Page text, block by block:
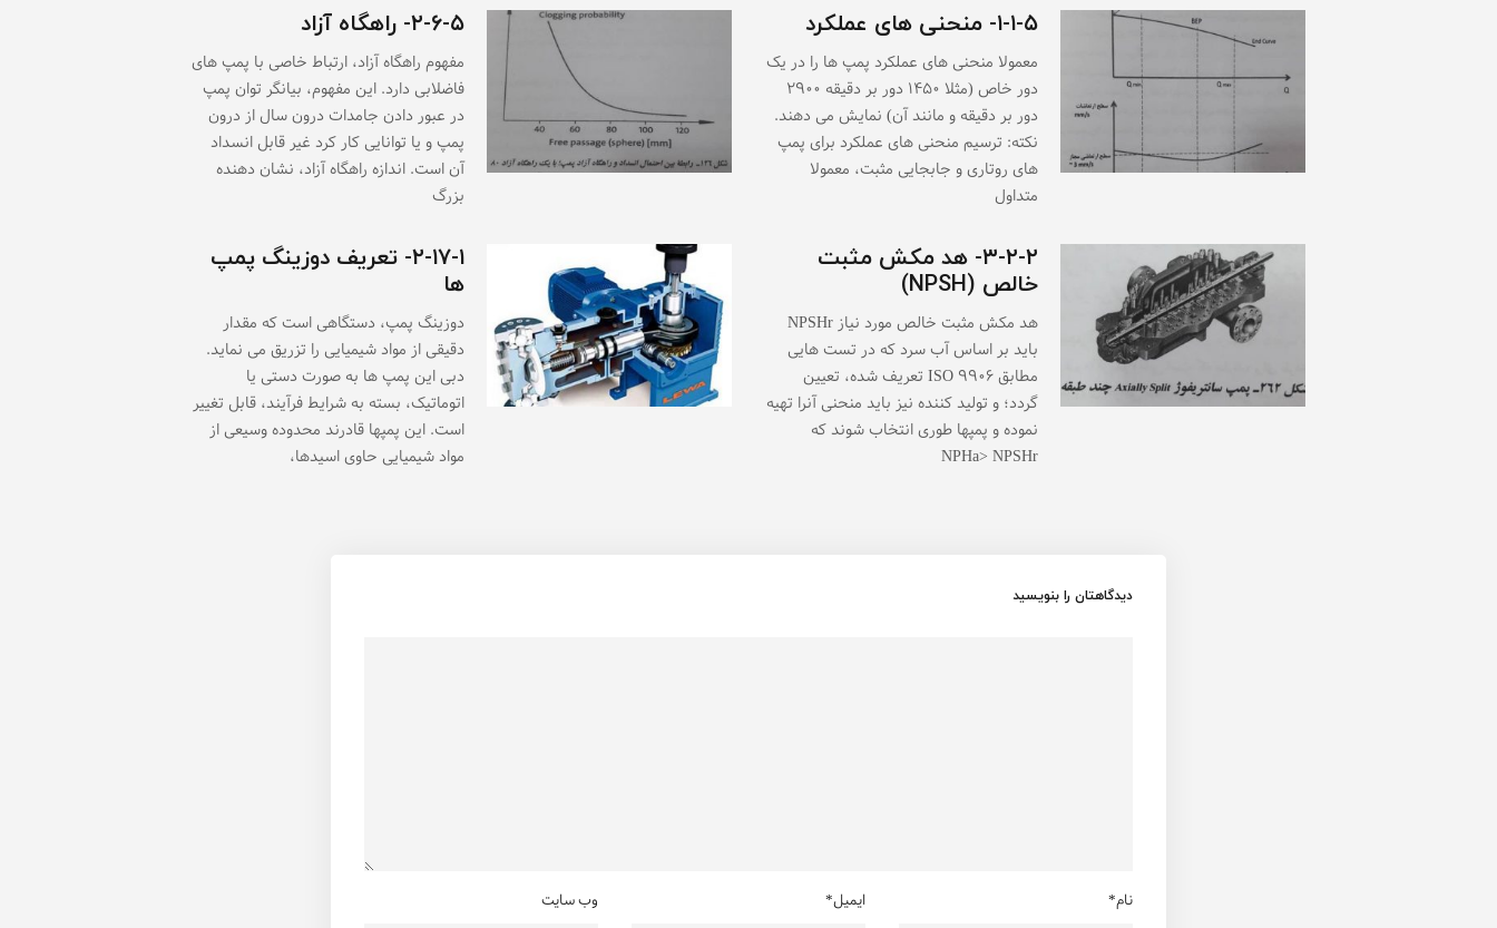
۱-۱-۵- منحنی های عملکرد
معمولا منحنی های عملکرد پمپ ها را در یک
دور خاص (مثلا ۱۴۵۰ دور بر دقیقه ۲۹۰۰
دور بر دقیقه و مانند آن) نمایش می دهند.
نکته: ترسیم منحنی های عملکرد برای پمپ
های روتاری و جابجایی مثبت، معمولا
متداول
۲-۶-۵- راهگاه آزاد
مفهوم راهگاه آزاد، ارتباط خاصی با پمپ های
فاضلابی دارد. این مفهوم، بیانگر توان پمپ
در عبور دادن جامدات درون سال از درون
پمپ و یا توانایی کار کرد غیر قابل انسداد
آن است. اندازه راهگاه آزاد، نشان دهنده
بزرگ
۳-۲-۲- هد مکش مثبت
خالص (NPSH)
هد مکش مثبت خالص مورد نیاز NPSHr
باید بر اساس آب سرد که در تست هایی
مطابق ۹۹۰۶ ISO تعریف شده، تعیین
گردد؛ و تولید کننده نیز باید منحنى آنرا تهیه
نموده و پمپها طوری انتخاب شوند که
NPHa> NPSHr
۲-۱۷-۱- تعریف دوزینگ پمپ
ها
دوزینگ پمپ، دستگاهی است که مقدار
دقیقی از مواد شیمیایی را تزریق می نماید.
دبی این پمپ ها به صورت دستی یا
اتوماتیک، بسته به شرایط فرآیند، قابل تغییر
است. این پمپها قادرند محدوده وسیعی از
مواد شیمیایی حاوی اسیدها،
دیدگاهتان را بنویسید
نام* ایمیل* وب سایت